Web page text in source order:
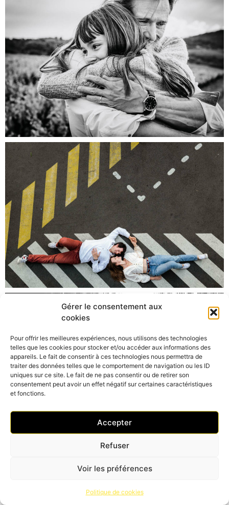
Gérer le consentement aux
cookies
Pour offrir les meilleures expériences, nous utilisons des technologies
telles que les cookies pour stocker et/ou accéder aux informations des
appareils. Le fait de consentir à ces technologies nous permettra de
traiter des données telles que le comportement de navigation ou les ID
uniques sur ce site. Le fait de ne pas consentir ou de retirer son
consentement peut avoir un effet négatif sur certaines caractéristiques
et fonctions.
Accepter
Refuser
Voir les préférences
Politique de cookies